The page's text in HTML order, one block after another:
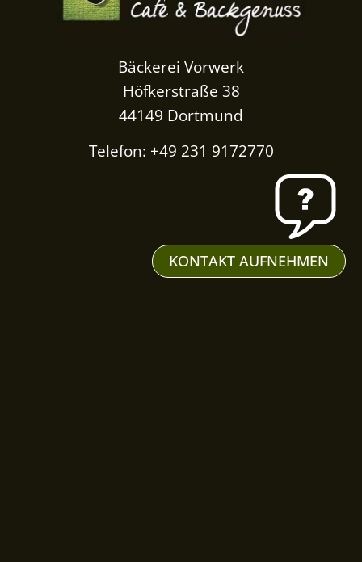
Bäckerei Vorwerk
Höfkerstraße 38
44149 Dortmund
Telefon: +49 231 9172770
KONTAKT AUFNEHMEN